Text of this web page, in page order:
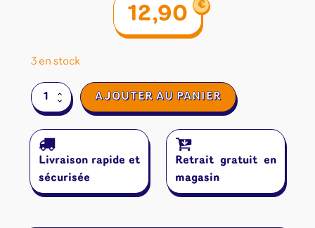
12,90 €
3 en stock
quantité
de
Stories
AJOUTER AU PANIER
Livraison rapide et
sécurisée
Retrait gratuit en
magasin